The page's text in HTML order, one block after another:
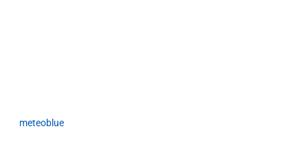
meteoblue